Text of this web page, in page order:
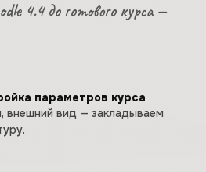
4.4 до готового курса —
параметров курса
вид — закладываем